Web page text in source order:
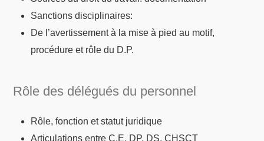
Sanctions disciplinaires:
De l’avertissement à la mise à pied au motif,
procédure et rôle du D.P.
Rôle des délégués du personnel
Rôle, fonction et statut juridique
Articulations entre C.E, DP, DS, CHSCT